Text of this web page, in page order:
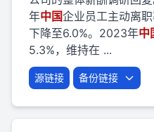
年中国企业员工主动离
下降至6.0%。2023年中
5.3%，维持在 ...
源链接 备份链接